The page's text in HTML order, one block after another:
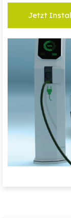
Jetzt